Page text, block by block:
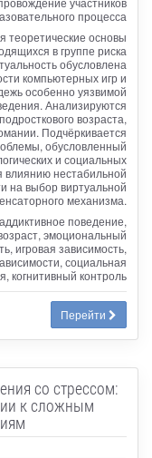
процесса
теоретические основы
в группе риска
обусловлена
компьютерных игр и
особенно уязвимой
Анализируются
возраста,
Подчёркивается
обусловленный
и социальных
влиянию нестабильной
на выбор виртуальной
механизма.
поведение,
эмоциональный
игровая зависимость,
социальная
когнитивный контроль
Перейти
со стрессом:
к сложным